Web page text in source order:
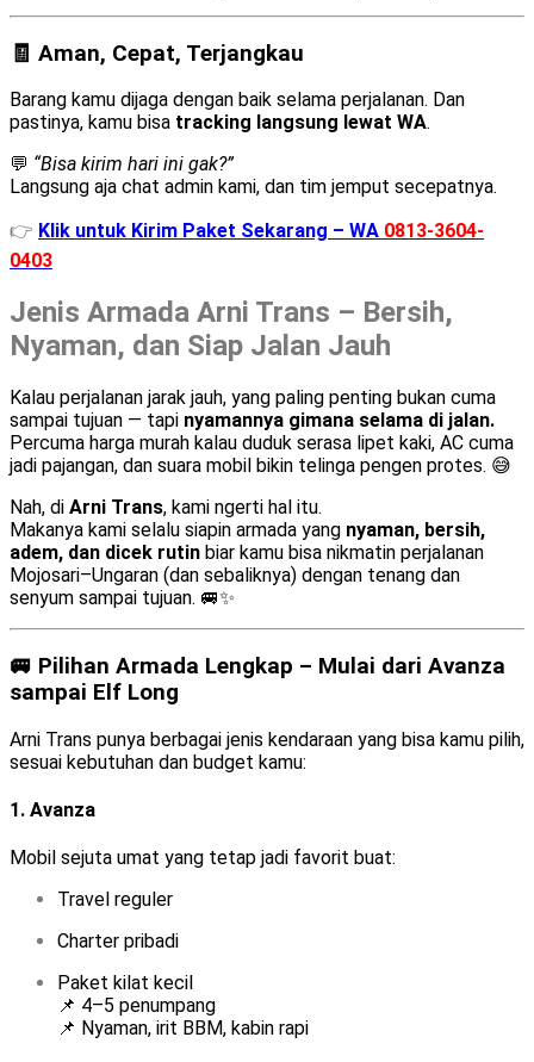
🧾 Aman, Cepat, Terjangkau
Barang kamu dijaga dengan baik selama perjalanan. Dan
pastinya, kamu bisa tracking langsung lewat WA.
💬 “Bisa kirim hari ini gak?”
Langsung aja chat admin kami, dan tim jemput secepatnya.
👉 Klik untuk Kirim Paket Sekarang – WA 0813-3604-
0403
Jenis Armada Arni Trans – Bersih,
Nyaman, dan Siap Jalan Jauh
Kalau perjalanan jarak jauh, yang paling penting bukan cuma
sampai tujuan — tapi nyamannya gimana selama di jalan.
Percuma harga murah kalau duduk serasa lipet kaki, AC cuma
jadi pajangan, dan suara mobil bikin telinga pengen protes. 😅
Nah, di Arni Trans, kami ngerti hal itu.
Makanya kami selalu siapin armada yang nyaman, bersih,
adem, dan dicek rutin biar kamu bisa nikmatin perjalanan
Mojosari–Ungaran (dan sebaliknya) dengan tenang dan
senyum sampai tujuan. 🚐✨
🚐 Pilihan Armada Lengkap – Mulai dari Avanza
sampai Elf Long
Arni Trans punya berbagai jenis kendaraan yang bisa kamu pilih,
sesuai kebutuhan dan budget kamu:
1. Avanza
Mobil sejuta umat yang tetap jadi favorit buat:
Travel reguler
Charter pribadi
Paket kilat kecil
📌 4–5 penumpang
📌 Nyaman, irit BBM, kabin rapi